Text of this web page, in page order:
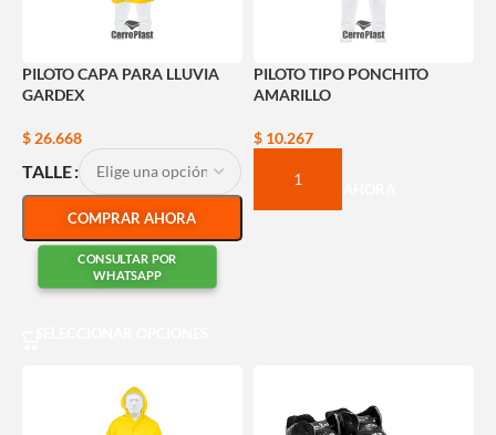
PILOTO CAPA PARA LLUVIA
GARDEX
$ 26.668
TALLE
COMPRAR AHORA
CONSULTAR POR
WHATSAPP
PILOTO TIPO PONCHITO
AMARILLO
$10.267
COMPRAR AHORA